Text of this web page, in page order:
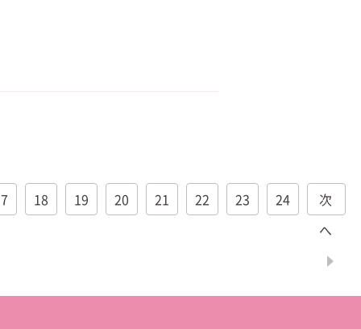
18 19 20 21 22 23 24
次
へ